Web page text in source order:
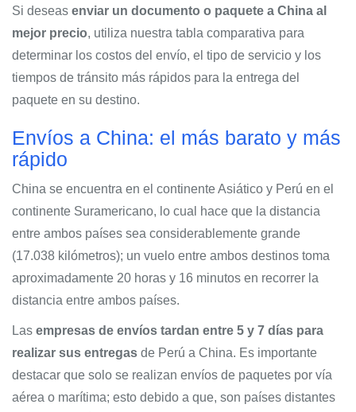
Si deseas enviar un documento o paquete a China al
mejor precio, utiliza nuestra tabla comparativa para
determinar los costos del envío, el tipo de servicio y los
tiempos de tránsito más rápidos para la entrega del
paquete en su destino.
Envíos a China: el más barato y más
rápido
China se encuentra en el continente Asiático y Perú en el
continente Suramericano, lo cual hace que la distancia
entre ambos países sea considerablemente grande
(17.038 kilómetros); un vuelo entre ambos destinos toma
aproximadamente 20 horas y 16 minutos en recorrer la
distancia entre ambos países.
Las empresas de envíos tardan entre 5 y 7 días para
realizar sus entregas de Perú a China. Es importante
destacar que solo se realizan envíos de paquetes por vía
aérea o marítima; esto debido a que, son países distantes